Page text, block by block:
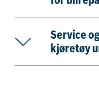
Service
kjøretøy